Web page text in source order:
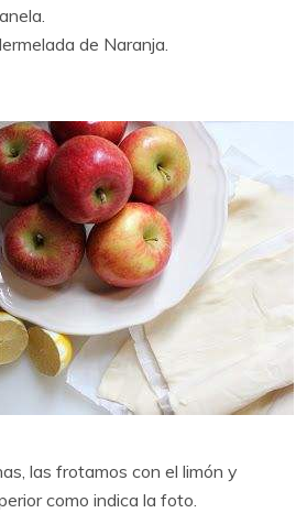
de Naranja.
las frotamos con el limón y
como indica la foto.